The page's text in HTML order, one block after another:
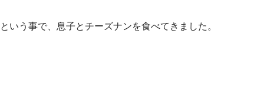
という事で、息子とチーズナンを食べてきました。